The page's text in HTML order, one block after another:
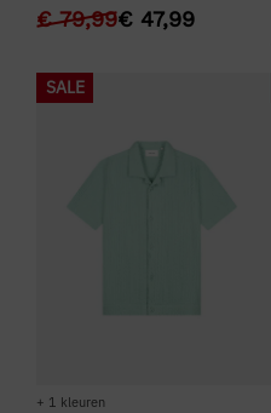
€79,99€ 47,99
SALE
+ 1 kleuren